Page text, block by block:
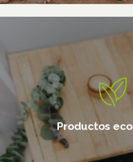
Productos
Distribución de
hechos con bambú
impacto